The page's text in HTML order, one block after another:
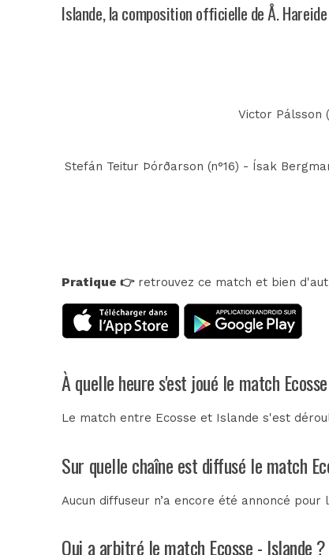
Islande, la composition officielle de Å.
Victor Pálsson
Stefán Teitur Þórðarson (n°16) - Ísak
Pratique 👉retrouvez ce match et bien
À quelle heure s'est joué le match
Le match entre Ecosse et Islande s'est
Sur quelle chaîne est diffusé le match
Aucun diffuseur n’a encore été annoncé
Qui a arbitré le match Ecosse - Islande ?